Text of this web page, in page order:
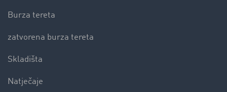
Burza tereta
zatvorena burza tereta
Skladišta
Natječaje